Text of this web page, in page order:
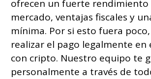
ofrecen un fuerte rendimiento
mercado, ventajas fiscales y
mínima. Por si esto fuera
realizar el pago legalmente en
con cripto. Nuestro equipo te
personalmente a través de